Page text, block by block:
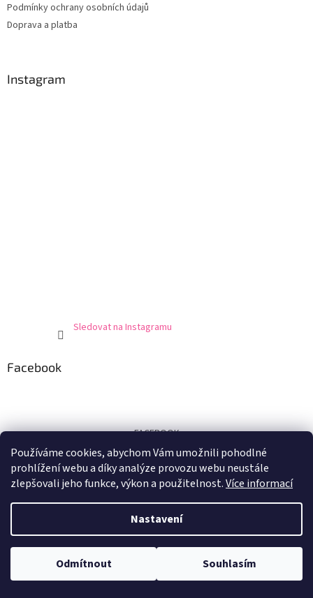
Používáme cookies, abychom Vám umožnili pohodlné
prohlížení webu a díky analýze provozu webu neustále
zlepšovali jeho funkce, výkon a použitelnost.Více informací
Nastavení
Odmítnout Souhlasím
Podmínky ochrany osobních údajů
Doprava a platba
Instagram
Sledovat na Instagramu
Facebook
FACEBOOK
Certifikát
Vytvořil Shoptet
Copyright 2026E-shop U Marušky . Všechna práva vyhrazena.